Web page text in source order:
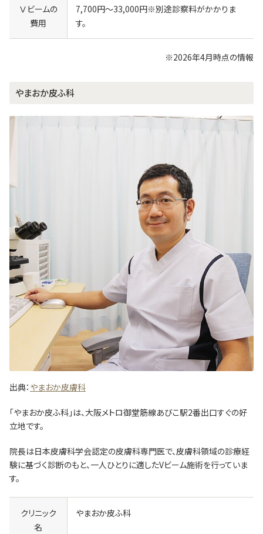
Ⅴビームの
費用
7,700円～33,000円※別途診察料がかかりま
す。
※2026年4月時点の情報
やまおか皮ふ科
出典： やまおか皮膚科
「やまおか皮ふ科」は、大阪メトロ御堂筋線あびこ駅2番出口すぐの好
立地です。
院長は日本皮膚科学会認定の皮膚科専門医で、皮膚科領域の診療経
験に基づく診断のもと、一人ひとりに適したVビーム施術を行っていま
す。
クリニック
名
やまおか皮ふ科